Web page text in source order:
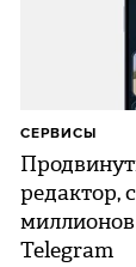
редактор,
Telegram
СЕРВИСЫ